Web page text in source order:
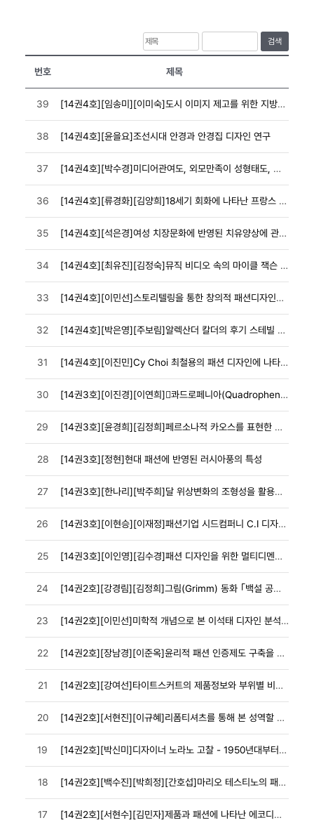
검색
번호 제목
39 [14권4호][임송미][이미숙]도시 이미지 제고를 위한 지방자치단체 시청 민원실 유니폼 이
38 [14권4호][윤을요]조선시대 안경과 안경집 디자인 연구
37 [14권4호][박수경]미디어관여도, 외모만족이 성형태도, 성형의도에 미치는 영향에 관한 연
36 [14권4호][류경화][김양희]18세기 회화에 나타난 프랑스 궁정 여성복식의 색채 연구
35 [14권4호][석은경]여성 치장문화에 반영된 치유양상에 관한 연구 - 세계유명디자이너 패션
34 [14권4호][최유진][김정숙]뮤직 비디오 속의 마이클 잭슨 패션 연구
33 [14권4호][이민선]스토리텔링을 통한 창의적 패션디자인방법론에 관한 연구 - ‘미수아바흐
32 [14권4호][박은영][주보림]알렉산더 칼더의 후기 스테빌 작품의 조형성을 응용한 패션디자
31 [14권4호][이진민]Cy Choi 최철용의 패션 디자인에 나타난 미적 특성
30 [14권3호][이진경][이연희]󰡔콰드로페니아(Quadrophenia, 1979)ϙ...
29 [14권3호][윤경희][김정희]페르소나적 카오스를 표현한 타이포그래피를 응용한 패션디자인
28 [14권3호][정현]현대 패션에 반영된 러시아풍의 특성
27 [14권3호][한나리][박주희]달 위상변화의 조형성을 활용한 패션디자인 연구
26 [14권3호][이현승][이재정]패션기업 시드컴퍼니 C.I 디자인 개발 연구
25 [14권3호][이인영][김수경]패션 디자인을 위한 멀티디멘션(Multi-dimension)
24 [14권2호][강경림][김정희]그림(Grimm) 동화 ｢백설 공주｣에 묘사된 ...
23 [14권2호][이민선]미학적 개념으로 본 이석태 디자인 분석 - 2011년 S/S~2013
22 [14권2호][장남경][이준옥]윤리적 패션 인증제도 구축을 위한 탐색적 조사
21 [14권2호][강여선]타이트스커트의 제품정보와 부위별 비율조사를 통한 실루엣 특성분석 -
20 [14권2호][서현진][이규혜]리폼티셔츠를 통해 본 성역할 정체감에 따른 추구 디자인ㆍ감성
19 [14권2호][박신미]디자이너 노라노 고찰 - 1950년대부터 1990년대까지 패션쇼와 디
18 [14권2호][백수진][박희정][간호섭]마리오 테스티노의 패션광고사진에 나타난 섹슈얼리티의
17 [14권2호][서현수][김민자]제품과 패션에 나타난 에코디자인의 비교 미학적 연구